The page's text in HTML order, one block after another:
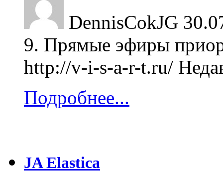
DennisCokJG
9. Прямые эфиры
http://v-i-s-a-r-t.ru/
Подробнее...
JA Elastica